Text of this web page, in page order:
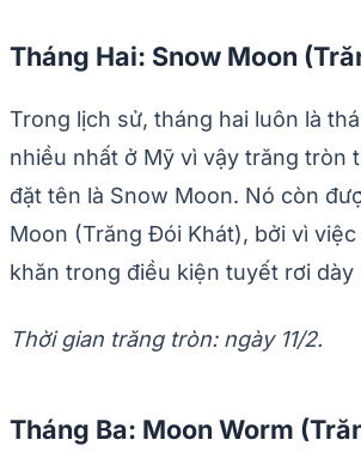
Tháng Hai: Snow Moon
Trong lịch sử, tháng hai luôn là
nhiều nhất ở Mỹ vì vậy trăng tròn
đặt tên là Snow Moon. Nó còn
Moon (Trăng Đói Khát), bởi vì
khăn trong điều kiện tuyết rơi dày
Thời gian trăng tròn: ngày 11/2.
Tháng Ba: Moon Worm